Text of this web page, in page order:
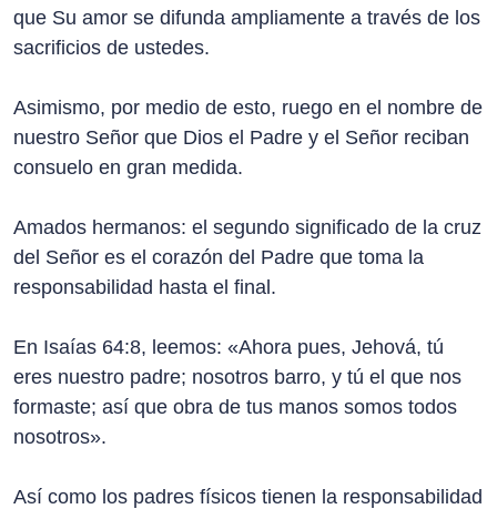
que Su amor se difunda ampliamente a través de los
sacrificios de ustedes.
Asimismo, por medio de esto, ruego en el nombre de
nuestro Señor que Dios el Padre y el Señor reciban
consuelo en gran medida.
Amados hermanos: el segundo significado de la cruz
del Señor es el corazón del Padre que toma la
responsabilidad hasta el final.
En Isaías 64:8, leemos: «Ahora pues, Jehová, tú
eres nuestro padre; nosotros barro, y tú el que nos
formaste; así que obra de tus manos somos todos
nosotros».
Así como los padres físicos tienen la responsabilidad